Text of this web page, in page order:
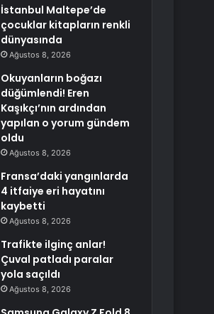
İstanbul Maltepe’de
çocuklar kitapların renkli
dünyasında
Ağustos 8, 2026
Okuyanların boğazı
düğümlendi! Eren
Kaşıkçı’nın ardından
yapılan o yorum gündem
oldu
Ağustos 8, 2026
Fransa’daki yangınlarda
4 itfaiye eri hayatını
kaybetti
Ağustos 8, 2026
Trafikte ilginç anlar!
Çuval patladı paralar
yola saçıldı
Ağustos 8, 2026